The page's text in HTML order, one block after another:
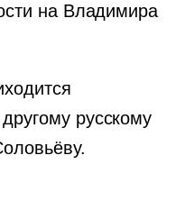
на Владимира
русскому